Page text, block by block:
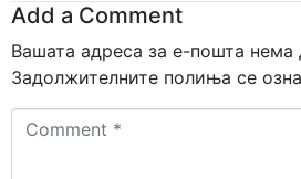
Add a Comment
Вашата адреса за е-пошта нема
Задолжителните полиња се
Comment